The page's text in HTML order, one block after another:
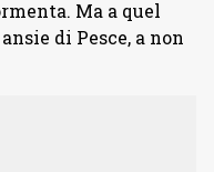
Ma a quel
di Pesce, a non